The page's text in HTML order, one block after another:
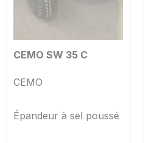
CEMO SW 35 C
CEMO
Épandeur à sel poussé